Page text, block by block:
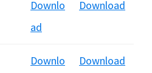
Downlo
ad
Download
Downlo
Download